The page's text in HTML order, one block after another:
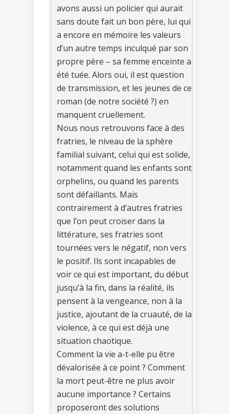
avons aussi un policier qui aurait
sans doute fait un bon père, lui qui
a encore en mémoire les valeurs
d’un autre temps inculqué par son
propre père – sa femme enceinte a
été tuée. Alors oui, il est question
de transmission, et les jeunes de ce
roman (de notre société ?) en
manquent cruellement.
Nous nous retrouvons face à des
fratries, le niveau de la sphère
familial suivant, celui qui est solide,
notamment quand les enfants sont
orphelins, ou quand les parents
sont défaillants. Mais
contrairement à d’autres fratries
que l’on peut croiser dans la
littérature, ses fratries sont
tournées vers le négatif, non vers
le positif. Ils sont incapables de
voir ce qui est important, du début
jusqu’à la fin, dans la réalité, ils
pensent à la vengeance, non à la
justice, ajoutant de la cruauté, de la
violence, à ce qui est déjà une
situation chaotique.
Comment la vie a-t-elle pu être
dévalorisée à ce point ? Comment
la mort peut-être ne plus avoir
aucune importance ? Certains
proposeront des solutions